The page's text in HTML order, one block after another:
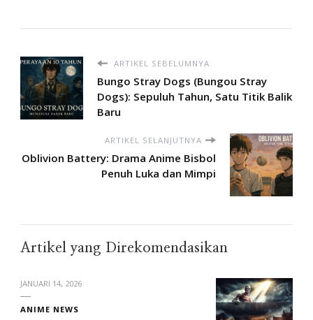
ARTIKEL SEBELUMNYA
Bungo Stray Dogs (Bungou Stray
Dogs): Sepuluh Tahun, Satu Titik Balik
Baru
ARTIKEL SELANJUTNYA
Oblivion Battery: Drama Anime Bisbol
Penuh Luka dan Mimpi
Artikel yang Direkomendasikan
JANUARI 14, 2026
ANIME NEWS